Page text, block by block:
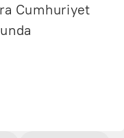
Cumhuriyet